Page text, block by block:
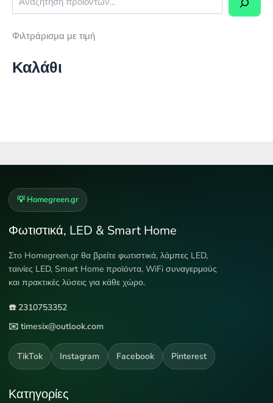
Φιλτράρισμα με τιμή
Καλάθι
💡 Homegreen.gr
Φωτιστικά, LED & Smart Home
Στο Homegreen.gr θα βρείτε φωτιστικά, λάμπες LED,
ταινίες LED, Smart Home προϊόντα, WiFi συναγερμούς
και πρακτικές λύσεις για κάθε χώρο.
☎️ 2310753352
✉️ timesix@outlook.com
TikTok Instagram Facebook Pinterest
Κατηγορίες